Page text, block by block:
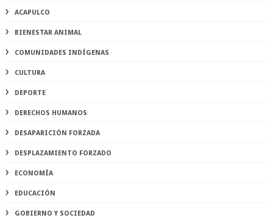
ACAPULCO
BIENESTAR ANIMAL
COMUNIDADES INDÍGENAS
CULTURA
DEPORTE
DERECHOS HUMANOS
DESAPARICIÓN FORZADA
DESPLAZAMIENTO FORZADO
ECONOMÍA
EDUCACIÓN
GOBIERNO Y SOCIEDAD